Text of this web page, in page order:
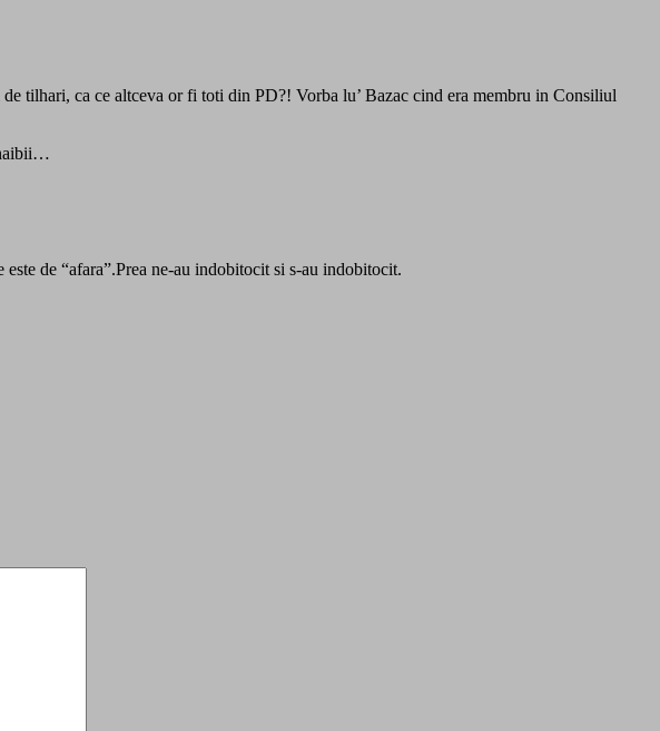
tilhari, ca ce altceva or fi toti din PD?! Vorba lu’ Bazac cind era membru in Consiliul
de “afara”.Prea ne-au indobitocit si s-au indobitocit.